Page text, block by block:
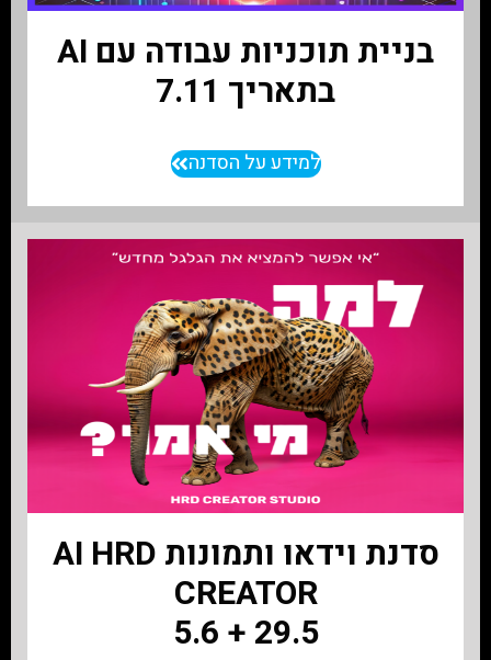
בניית תוכניות עבודה עם AI
בתאריך 7.11
למידע על הסדנה
סדנת וידאו ותמונות AI HRD
CREATOR
29.5 + 5.6